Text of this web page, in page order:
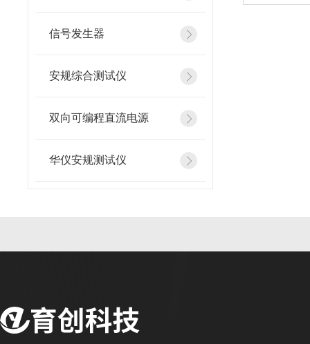
信号发生器
安规综合测试仪
双向可编程直流电源
华仪安规测试仪